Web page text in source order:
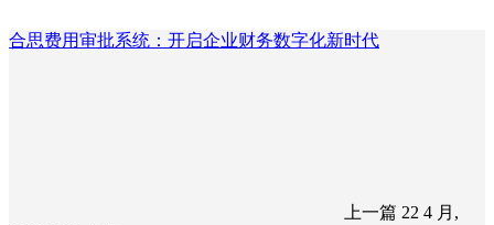
合思费用审批系统：开启企业财务数字化新时代
上一篇 22 4 月,